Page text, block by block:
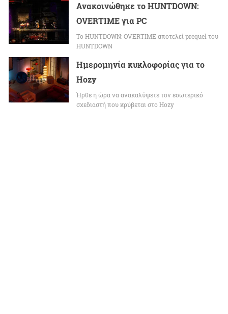
Ανακοινώθηκε το HUNTDOWN:
OVERTIME για PC
Το HUNTDOWN: OVERTIME αποτελεί prequel του
HUNTDOWN
Ημερομηνία κυκλοφορίας για το
Hozy
Ήρθε η ώρα να ανακαλύψετε τον εσωτερικό
σχεδιαστή που κρύβεται στο Hozy